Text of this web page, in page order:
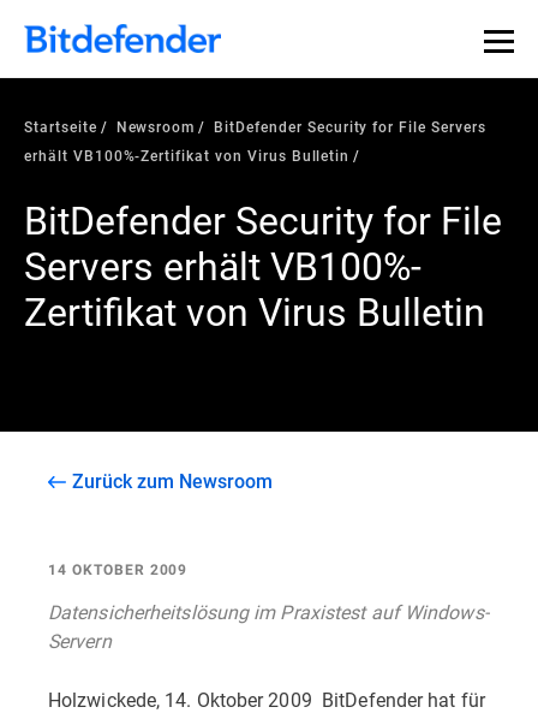
Startseite Newsroom
BitDefender Security for File Servers
erhält VB100%-Zertifikat von Virus Bulletin
BitDefender Security for File
Servers erhält VB100%-
Zertifikat von Virus Bulletin
Zurück zum Newsroom
14 OKTOBER 2009
Datensicherheitslösung im Praxistest auf Windows-
Servern
Holzwickede, 14. Oktober 2009  BitDefender hat für